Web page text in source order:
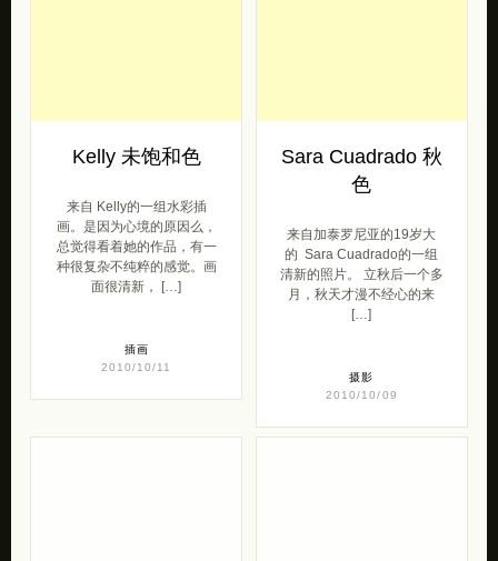
Kelly 未饱和色
来自 Kelly的一组水彩插
画。是因为心境的原因么，
总觉得看着她的作品，有一
种很复杂不纯粹的感觉。画
面很清新， […]
插画
2010/10/11
Sara Cuadrado 秋
色
来自加泰罗尼亚的19岁大
的 Sara Cuadrado的一组
清新的照片。 立秋后一个多
月，秋天才漫不经心的来
[…]
摄影
2010/10/09